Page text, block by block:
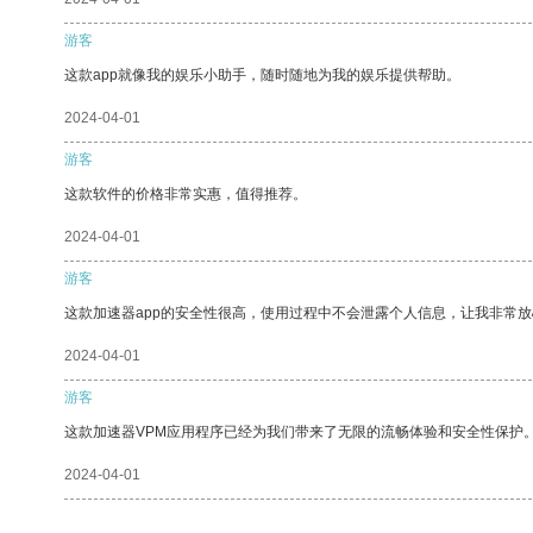
游客
这款app就像我的娱乐小助手，随时随地为我的娱乐提供帮助。
2024-04-01
游客
这款软件的价格非常实惠，值得推荐。
2024-04-01
游客
这款加速器app的安全性很高，使用过程中不会泄露个人信息，让我非常
2024-04-01
游客
这款加速器VPM应用程序已经为我们带来了无限的流畅体验和安全性保护
2024-04-01